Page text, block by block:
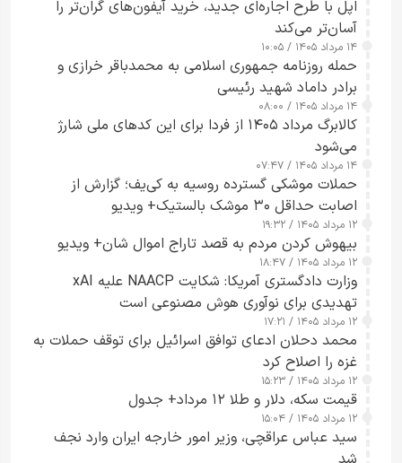
اپل با طرح اجاره‌ای جدید، خرید آیفون‌های گران‌تر را
آسان‌تر می‌کند
۱۴ مرداد ۱۴۰۵ / ۱۰:۰۵
حمله روزنامه جمهوری اسلامی به محمدباقر خرازی و
برادر داماد شهید رئیسی
۱۴ مرداد ۱۴۰۵ / ۰۸:۰۰
کالابرگ مرداد ۱۴۰۵ از فردا برای این کدهای ملی شارژ
می‌شود
۱۴ مرداد ۱۴۰۵ / ۰۷:۴۷
حملات موشکی گسترده روسیه به کی‌یف؛ گزارش از
اصابت حداقل ۳۰ موشک بالستیک+ ویدیو
۱۲ مرداد ۱۴۰۵ / ۱۹:۳۲
بیهوش کردن مردم به قصد تاراج اموال شان+ ویدیو
۱۲ مرداد ۱۴۰۵ / ۱۸:۴۷
وزارت دادگستری آمریکا: شکایت NAACP علیه xAI
تهدیدی برای نوآوری هوش مصنوعی است
۱۲ مرداد ۱۴۰۵ / ۱۷:۲۱
محمد دحلان ادعای توافق اسرائیل برای توقف حملات به
غزه را اصلاح کرد
۱۲ مرداد ۱۴۰۵ / ۱۵:۲۳
قیمت سکه، دلار و طلا ۱۲ مرداد+ جدول
۱۲ مرداد ۱۴۰۵ / ۱۵:۰۴
سید عباس عراقچی، وزیر امور خارجه ایران وارد نجف